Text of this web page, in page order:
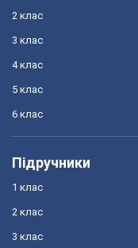
2 клас
3 клас
4 клас
5 клас
6 клас
Підручники
1 клас
2 клас
3 клас